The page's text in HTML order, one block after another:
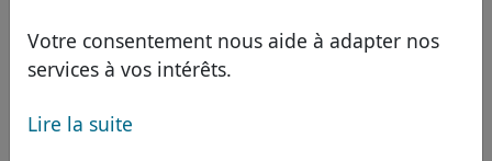
Votre consentement nous aide à adapter nos
services à vos intérêts.
Lire la suite
Domaines européens
Domaines nord-américains
Transférer
ID Protect
WHOIS
FAQ
Blog